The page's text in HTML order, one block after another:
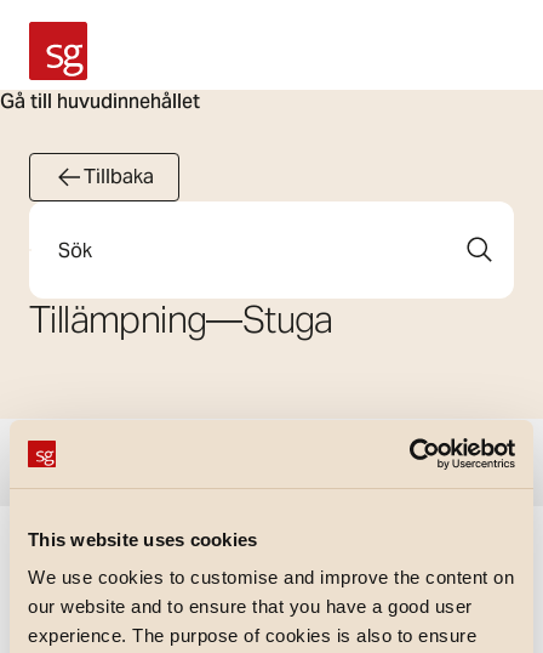
This website uses cookies
We use cookies to customise and improve the content on
our website and to ensure that you have a good user
experience. The purpose of cookies is also to ensure
Gå till huvudinnehållet
SG Armaturen
Tillbaka
Sök
Tillämpning—Stuga
Storlek på rutnätet
Laddar